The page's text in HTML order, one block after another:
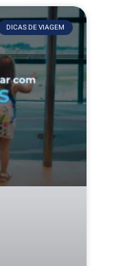
DICAS DE VIAGEM